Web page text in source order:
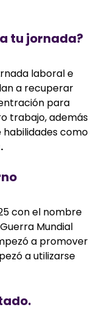
tu jornada?
laboral e
a recuperar
para
trabajo, además
como
con el nombre
Mundial
a promover
a utilizarse